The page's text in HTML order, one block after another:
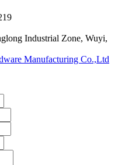
Industrial Zone, Wuyi,